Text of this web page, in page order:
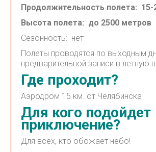
Продолжительность полета: 15-
Высота полета: до 2500 метров
Сезонность: нет
Полеты проводятся по выходным
предварительной записи в летную
Где проходит?
Аэродром 15 км. от Челябинска
Для кого подойдет
приключение?
Для всех, кто обожает небо!